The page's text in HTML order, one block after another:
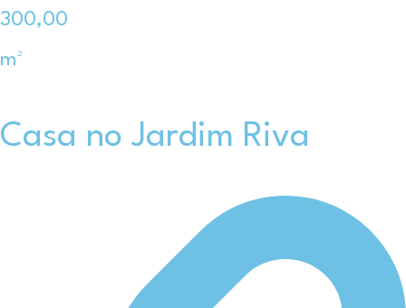
300,00
m²
Casa no Jardim Riva